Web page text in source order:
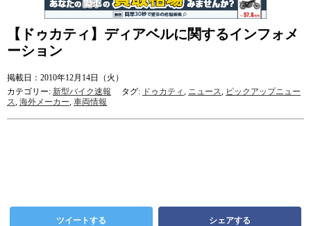
【ドゥカティ】ディアベルに関するインフォメ
ーション
掲載日：2010年12月14日（火）
カテゴリー: 新型バイク速報 タグ: ドゥカティ, ニュース, ピックアップニュー
ス, 海外メーカー, 車両情報
ツイートする シェアする